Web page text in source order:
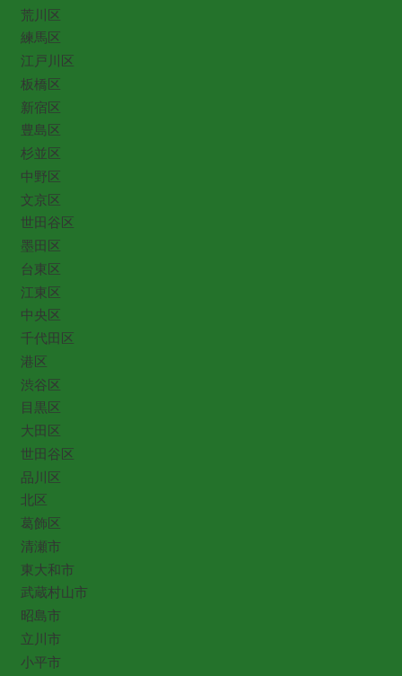
荒川区
練馬区
江戸川区
板橋区
新宿区
豊島区
杉並区
中野区
文京区
世田谷区
墨田区
台東区
江東区
中央区
千代田区
港区
渋谷区
目黒区
大田区
世田谷区
品川区
北区
葛飾区
清瀬市
東大和市
武蔵村山市
昭島市
立川市
小平市